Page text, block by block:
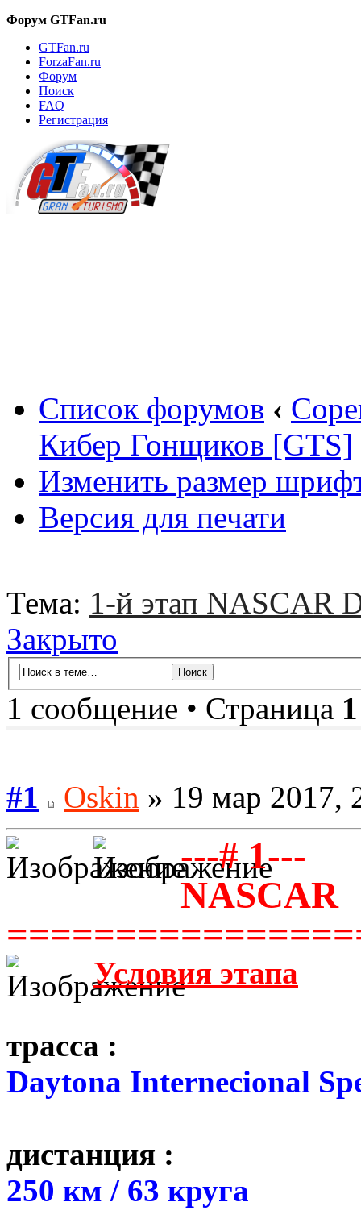
Форум GTFan.ru
GTFan.ru
ForzaFan.ru
Форум
Поиск
FAQ
Регистрация
Список форумов ‹
Кибер Гонщиков [GTS]
Изменить размер
Версия для печати
Тема: 1-й этап NASCAR
Закрыто
1 сообщение • Страница 1
#1 Oskin » 19 мар 2017,
---# 1---
NASCAR
Условия этапа
трасса :
Daytona Internecional
дистанция :
250 км / 63 круга